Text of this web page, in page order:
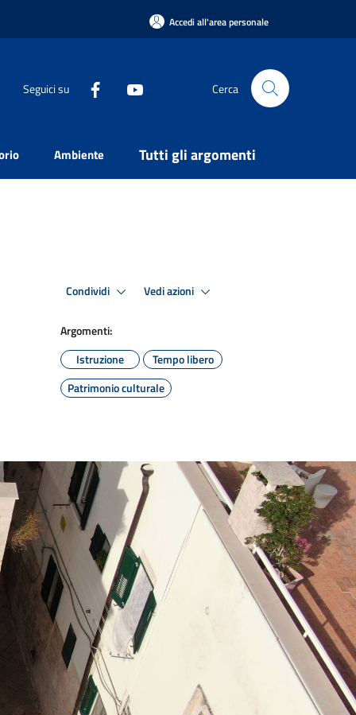
Accedi all'area personale
Seguici su Cerca
Ambiente Tutti gli argomenti
Condividi Vedi azioni
Argomenti:
Istruzione
Tempo libero
Patrimonio culturale